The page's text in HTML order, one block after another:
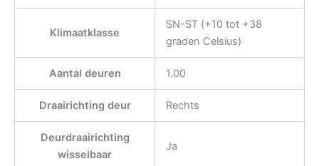
Klimaatklasse
SN-ST (+10 tot +38
graden Celsius)
Aantal deuren 1.00
Draairichting deur Rechts
Deurdraairichting
wisselbaar
Ja